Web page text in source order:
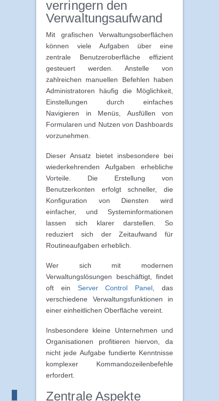
verringern den
Verwaltungsaufwand
Mit grafischen Verwaltungsoberflächen
können viele Aufgaben über eine
zentrale Benutzeroberfläche effizient
gesteuert werden. Anstelle von
zahlreichen manuellen Befehlen haben
Administratoren häufig die Möglichkeit,
Einstellungen durch einfaches
Navigieren in Menüs, Ausfüllen von
Formularen und Nutzen von Dashboards
vorzunehmen.
Dieser Ansatz bietet insbesondere bei
wiederkehrenden Aufgaben erhebliche
Vorteile. Die Erstellung von
Benutzerkonten erfolgt schneller, die
Konfiguration von Diensten wird
einfacher, und Systeminformationen
lassen sich klarer darstellen. So
reduziert sich der Zeitaufwand für
Routineaufgaben erheblich.
Wer sich mit modernen
Verwaltungslösungen beschäftigt, findet
oft ein Server Control Panel , das
verschiedene Verwaltungsfunktionen in
einer einheitlichen Oberfläche vereint.
Insbesondere kleine Unternehmen und
Organisationen profitieren hiervon, da
nicht jede Aufgabe fundierte Kenntnisse
komplexer Kommandozeilenbefehle
erfordert.
Zentrale Aspekte